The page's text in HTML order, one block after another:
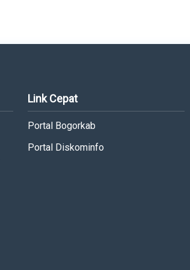
Link Cepat
Portal Bogorkab
Portal Diskominfo